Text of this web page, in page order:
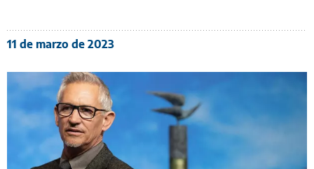
11 de marzo de 2023